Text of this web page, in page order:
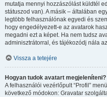
mutatja mennyi hozzászólást küldtél
státuszod van). A másik – általában
legtöbb felhasználónak egyedi és
hogy engedélyezett-e az avatarok
megadni ezt a képet. Ha nem tudsz
adminisztrátorral, és tájékozódj nála
Vissza a tetejére
Hogyan tudok avatart megjeleníteni?
A felhasználói vezérlőpult “Profil”
következő módokon: Gravatar